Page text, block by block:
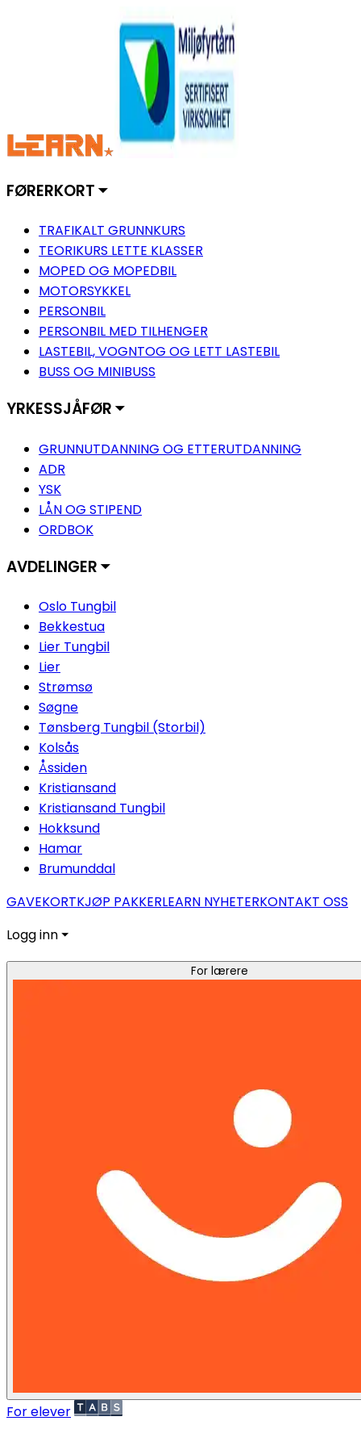
FØRERKORT ⏷
TRAFIKALT GRUNNKURS
TEORIKURS LETTE KLASSER
MOPED OG MOPEDBIL
MOTORSYKKEL
PERSONBIL
PERSONBIL MED TILHENGER
LASTEBIL, VOGNTOG OG LETT LASTEBIL
BUSS OG MINIBUSS
YRKESSJÅFØR ⏷
GRUNNUTDANNING OG ETTERUTDANNING
ADR
YSK
LÅN OG STIPEND
ORDBOK
AVDELINGER ⏷
Oslo Tungbil
Bekkestua
Lier Tungbil
Lier
Strømsø
Søgne
Tønsberg Tungbil (Storbil)
Kolsås
Åssiden
Kristiansand
Kristiansand Tungbil
Hokksund
Hamar
Brumunddal
GAVEKORTKJØP PAKKERLEARN NYHETERKONTAKT OSS
Logg inn ⏷
For lærere
For elever